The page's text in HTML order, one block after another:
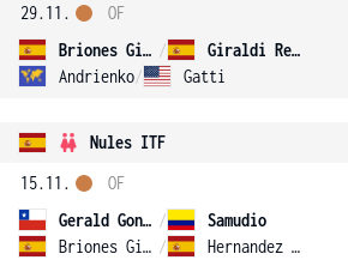
29.11.
Briones Ginesta /
Giraldi Requena
Andrienko/ Gatti
OF
Nules ITF
15.11.
Gerald Gonzalez /
Samudio
Briones Ginesta / Hernandez Miranda
OF